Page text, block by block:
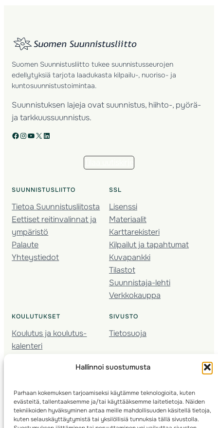
Hallinnoi suostumusta
Parhaan kokemuksen tarjoamiseksi käytämme teknologioita, kuten
evästeitä, tallentaaksemme ja/tai käyttääksemme laitetietoja. Näiden
tekniikoiden hyväksyminen antaa meille mahdollisuuden käsitellä tietoja,
kuten selauskäyttäytymistä tai yksilöllisiä tunnuksia tällä sivustolla.
Suomen Suunnistusliitto tukee suunnistusseurojen
edellytyksiä tarjota laadukasta kilpailu-, nuoriso- ja
kuntosuunnistustoimintaa.
Suunnistuksen lajeja ovat suunnistus, hiihto-, pyörä-
ja tarkkuussuunnistus.
Facebook Instagram YouTube X LinkedIn
SUUNNISTUSLIITTO
Tietoa Suunnistusliitosta
Eettiset reitinvalinnat ja
ympäristö
Palaute
Yhteystiedot
SSL
Lisenssi
Materiaalit
Karttarekisteri
Kilpailut ja tapahtumat
Kuvapankki
Tilastot
Suunnistaja-lehti
Verkkokauppa
KOULUTUKSET
Koulutus ja koulutus­
kalenteri
Seura­kehittäminen
Kartoitus
Ratamestari
SIVUSTO
Tietosuoja